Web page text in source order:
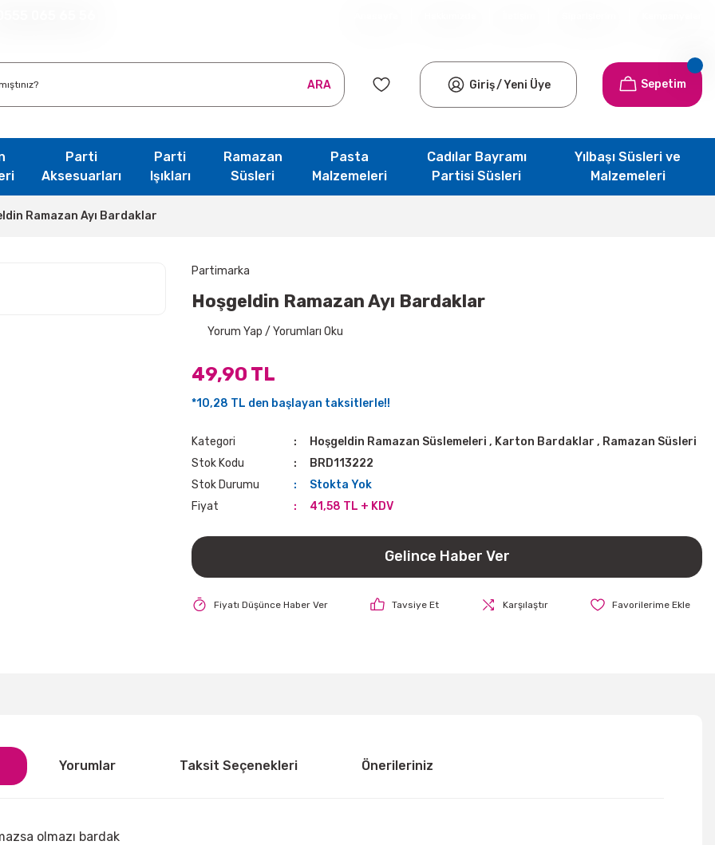
ARA Giriş/Yeni Üye Sepetim
Parti
Aksesuarları
Parti
Işıkları
Ramazan
Süsleri
Pasta
Malzemeleri
Cadılar Bayramı
Partisi Süsleri
Yılbaşı Süsleri ve
Malzemeleri
Ramazan Ayı Bardaklar
Partimarka
Hoşgeldin Ramazan Ayı Bardaklar
Yorum Yap / Yorumları Oku
49,90 TL
*10,28 TL den başlayan taksitlerle!!
Kategori Hoşgeldin Ramazan Süslemeleri , Karton Bardaklar , Ramazan Süsleri
Stok Kodu
BRD113222
Stok Durumu
Stokta Yok
Fiyat
41,58 TL + KDV
Gelince Haber Ver
Fiyatı Düşünce Haber Ver Tavsiye Et Karşılaştır
Yorumlar Taksit Seçenekleri Önerileriniz
olmazı bardak